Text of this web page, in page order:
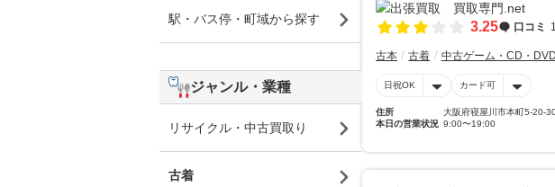
3.25 口コミ
古本 古着 中古ゲーム・CD・DVD
日祝OK カード可
住所
大阪府寝屋川市本町5-20-
本日の営業状況 9:00〜19:00
駅・バス停・町域から探す
ジャンル・業種
リサイクル・中古買取り
古着